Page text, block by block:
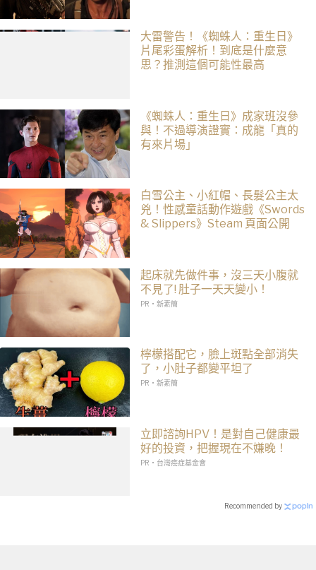
大雷警告！《蜘蛛人：重生日》
片尾彩蛋解析！到底是什麼意
思？推測這個可能性最高
《蜘蛛人：重生日》成家班沒參
與！不過導演證實：成龍「真的
有來片場」
白雪公主、小紅帽、長髮公主太
兇！性感童話動作遊戲《Swords
& Slippers》Steam 頁面公開
起床就先做件事，沒三天小腹就
不見了! 肚子一天天變小！
PR・新素簡
檸檬搭配它，臉上斑點全部消失
了，小肚子都變平坦了
PR・新素簡
立即諮詢HPV！是對自己健康最
好的投資，把握現在不嫌晚！
PR・台灣癌症基金會
Recommended by